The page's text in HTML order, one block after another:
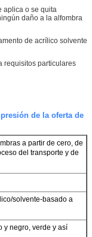
aplica o se quita
daño a la alfombra
de acrílico solvente
requisitos particulares
de la oferta de
a partir de cero, de
del transporte y de
solvente-basado a
y negro, verde y así